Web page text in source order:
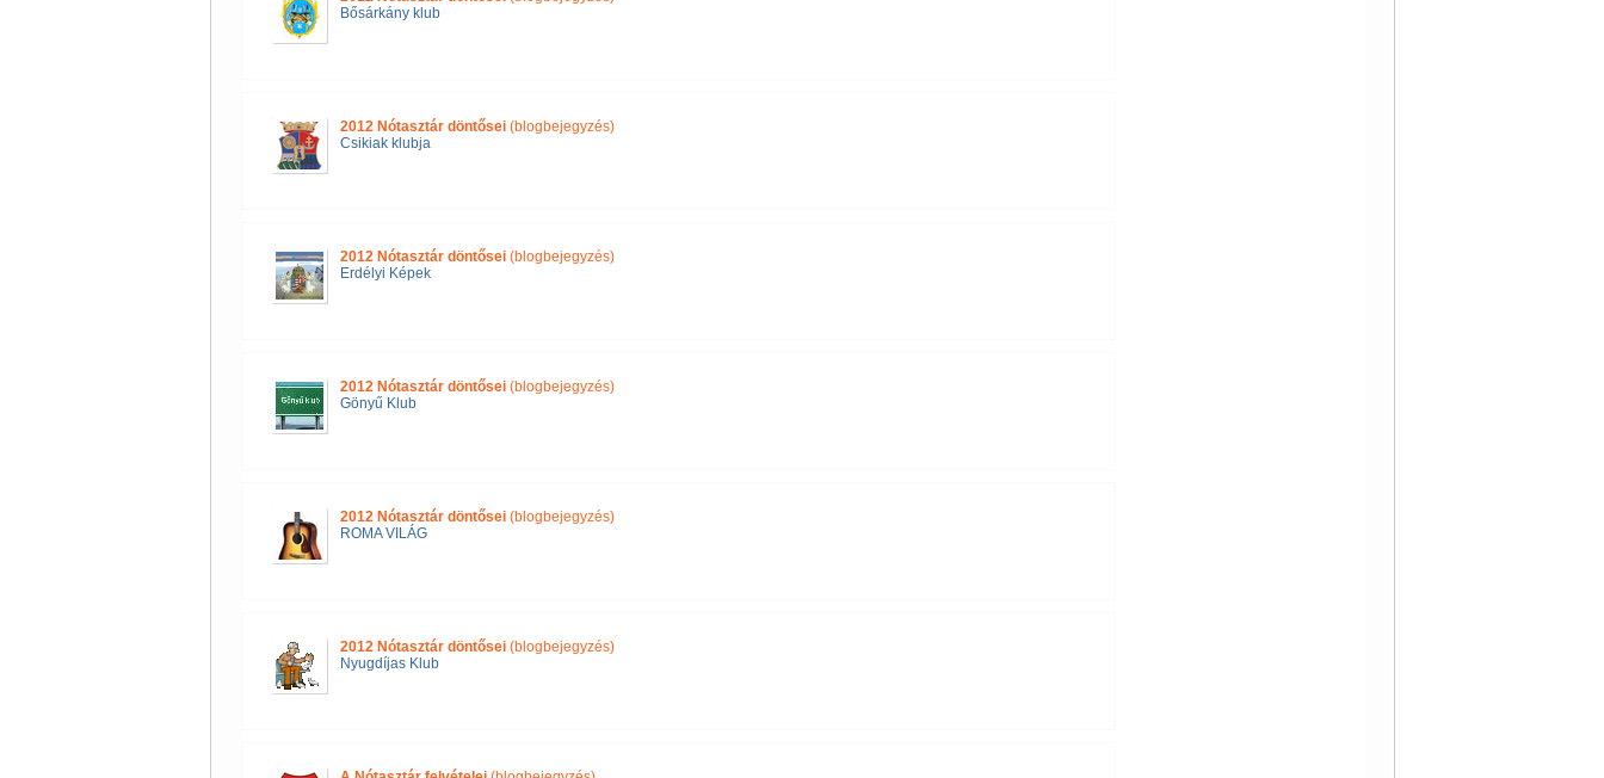
Bősárkány klub
2012 Nótasztár döntősei(blogbejegyzés)
Csikiak klubja
2012 Nótasztár döntősei(blogbejegyzés)
Erdélyi Képek
2012 Nótasztár döntősei(blogbejegyzés)
Gönyű Klub
2012 Nótasztár döntősei(blogbejegyzés)
ROMA VILÁG
2012 Nótasztár döntősei(blogbejegyzés)
Nyugdíjas Klub